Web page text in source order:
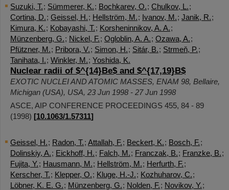
Suzuki, T.; Sümmerer, K.; Bochkarev, O.; Chulkov, L.;
Cortina, D.; Geissel, H.; Hellström, M.; Ivanov, M.; Janik, R.;
Kimura, K.; Kobayashi, T.; Korsheninnikov, A. A.;
Münzenberg, G.; Nickel, F.; Ogloblin, A. A.; Ozawa, A.;
Pfützner, M.; Pribora, V.; Simon, H.; Sitár, B.; Strmeň, P.;
Tanihata, I.; Winkler, M.; Yoshida, K.
Nuclear radii of $^{14}Be$ and $^{17,19}B$
EXOTIC NUCLEI AND ATOMIC MASSES, ENAM 98, Bellaire,
Michigan (USA), USA, 23 Jun 1998 - 27 Jun 1998
ASCE, AIP CONFERENCE PROCEEDINGS 455, 84 - 89
(1998) [10.1063/1.57311]
Geissel, H.; Radon, T.; Attallah, F.; Beckert, K.; Bosch, F.;
Dolinskiy, A.; Eickhoff, H.; Falch, M.; Franczak, B.; Franzke, B.;
Fujita, Y.; Hausmann, M.; Hellström, M.; Herfurth, F.;
Kerscher, T.; Klepper, O.; Kluge, H.-J.; Kozhuharov, C.;
Löbner, K. E. G.; Münzenberg, G.; Nolden, F.; Novikov, Y.;